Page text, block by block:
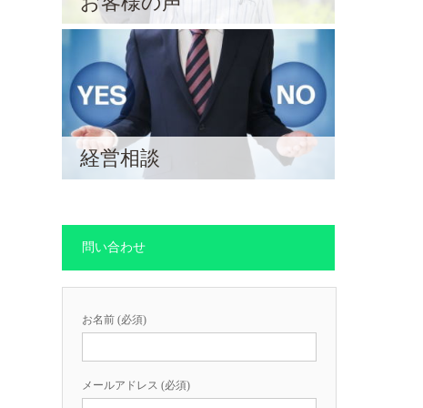
経営相談
問い合わせ
お名前 (必須)
メールアドレス (必須)